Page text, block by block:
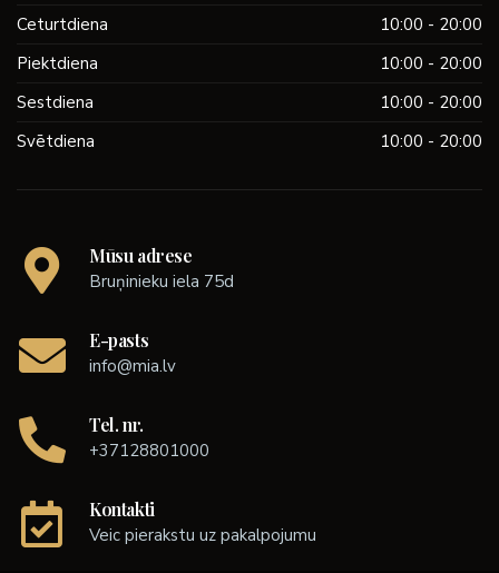
Ceturtdiena
10:00 - 20:00
Piektdiena
10:00 - 20:00
Sestdiena
10:00 - 20:00
Svētdiena
10:00 - 20:00
Mūsu adrese
Bruņinieku iela 75d
E-pasts
info@mia.lv
Tel. nr.
+37128801000
Kontakti
Veic pierakstu uz pakalpojumu